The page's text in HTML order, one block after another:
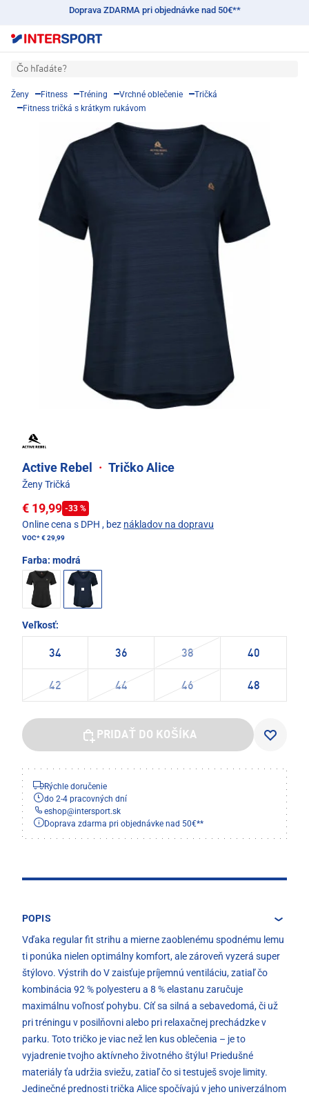
Doprava ZDARMA pri objednávke nad 50€**
Čo hľadáte?
Ženy Fitness Tréning Vrchné oblečenie
Tričká
Fitness tričká s krátkym rukávom
Active Rebel · Tričko Alice
Ženy Tričká
€ 19,99 -33 %
Online cena s DPH , bez nákladov na dopravu
VOC*€ 29,99
Farba: modrá
Veľkosť:
34 36 38 40
42 44 46 48
PRIDAŤ DO KOŠÍKA
Rýchle doručenie
do 2-4 pracovných dní
eshop@intersport.sk
Doprava zdarma pri objednávke nad 50€**
POPIS
Vďaka regular fit strihu a mierne zaoblenému spodnému lemu
ti ponúka nielen optimálny komfort, ale zároveň vyzerá super
štýlovo. Výstrih do V zaisťuje príjemnú ventiláciu, zatiaľ čo
kombinácia 92 % polyesteru a 8 % elastanu zaručuje
maximálnu voľnosť pohybu. Cíť sa silná a sebavedomá, či už
pri tréningu v posilňovni alebo pri relaxačnej prechádzke v
parku. Toto tričko je viac než len kus oblečenia – je to
vyjadrenie tvojho aktívneho životného štýlu! Priedušné
materiály ťa udržia sviežu, zatiaľ čo si testuješ svoje limity.
Jedinečné prednosti trička Alice spočívajú v jeho univerzálnom